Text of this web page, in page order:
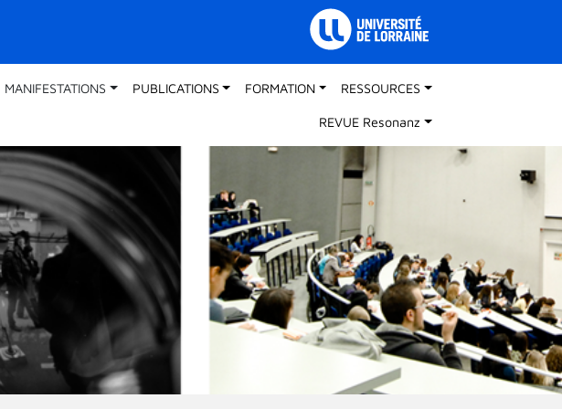
MANIFESTATIONS PUBLICATIONS FORMATION RESSOURCES
REVUE Resonanz